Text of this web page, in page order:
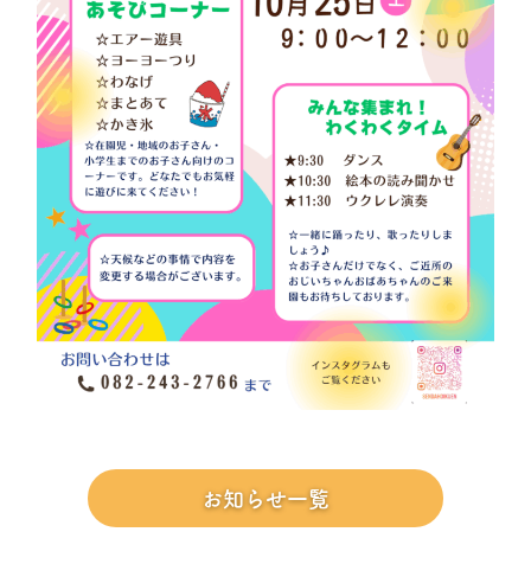
お知らせ一覧